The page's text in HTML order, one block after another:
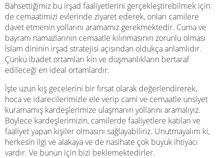
Bahsettiğimiz bu irşad faaliyetlerini gerçekleştirebilmek için
de cemaatimizi evlerinde ziyaret ederek, onları camilere
davet etmenin yollarını aramamız gerekmektedir. Cuma ve
bayram namazlarının cemaatle kılınmasının zorunlu olması
İslam dininin irşad stratejisi açısından oldukça anlamlıdır.
Çünkü ibadet ortamları kin ve düşmanlıkların bertaraf
edileceği en ideal ortamlardır.
İşte uzun kış gecelerini bir fırsat olarak değerlendirerek,
hoca ve idarecilerimizle ele verip cami ve cemaatle ünsiyet
kuramamış kardeşlerimize ulaşmanın yollarını aramalıyız.
Böylece kardeşlerimizin, camilerde faaliyetlere katılan ve
faaliyet yapan kişiler olmasını sağlayabiliriz. Unutmayalım ki,
herkesin ilgi ve alakaya ve de nasihate çok büyük ihtiyacı
vardır. Ve bunun için bizi beklemektedirler.